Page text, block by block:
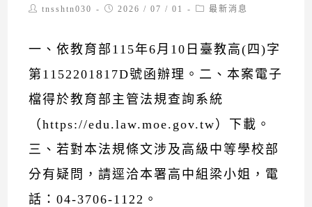
Posttnsshtn030
Post2026 / 07 / 01
Post最新消息
一、依教育部115年6月10日臺教高(四)字
第1152201817D號函辦理。二、本案電子
檔得於教育部主管法規查詢系統
（https://edu.law.moe.gov.tw）下載。
三、若對本法規條文涉及高級中等學校部
分有疑問，請逕洽本署高中組梁小姐，電
話：04-3706-1122。